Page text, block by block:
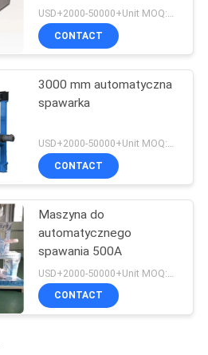
300 mm
CONTACT
3000 mm automatyczna
spawarka
CONTACT
Maszyna do
automatycznego
spawania 500A
CONTACT